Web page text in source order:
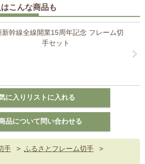
こんな商品も
新幹線全線開業15周年記念 フレーム切
手セット
手 > ふるさとフレーム切手
>